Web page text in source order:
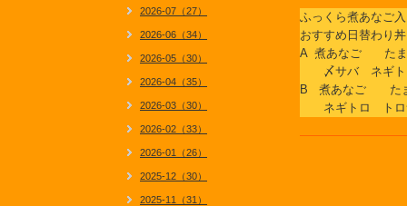
ふっくら煮あなご
おすすめ日替わり丼
A 煮あなご た
〆サバ ネギト
B 煮あなご た
ネギトロ トロ
2026-07（27）
2026-06（34）
2026-05（30）
2026-04（35）
2026-03（30）
2026-02（33）
2026-01（26）
2025-12（30）
2025-11（31）